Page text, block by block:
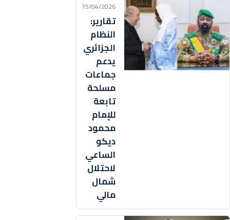
15/04/2026
تقارير:
النظام
الجزائري
يدعم
جماعات
مسلحة
تابعة
للإمام
محمود
ديكو
الساعي
لاحتلال
شمال
مالي